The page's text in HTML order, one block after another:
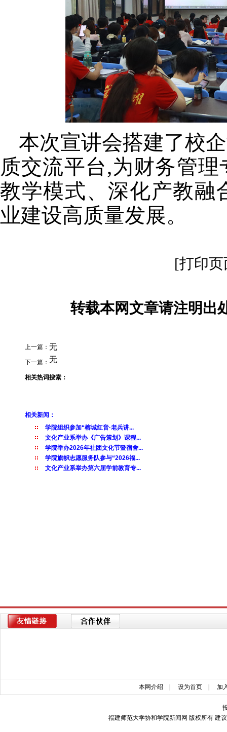
本次宣讲会搭建了校
质交流平台,为财务管
教学模式、深化产教融
业建设高质量发展。
[打印
转载本网文章请注明出
上一篇： 无
下一篇： 无
相关热词搜索：
相关新闻：
本网介绍 设为首页| 加
福建师范大学协和学院新闻网 版权所有 建